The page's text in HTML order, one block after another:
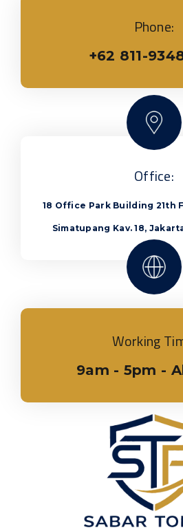
Phone:
+62 811-
Office:
18 Office Park Building 21th
Simatupang Kav. 18,
Working
9am - 5pm -